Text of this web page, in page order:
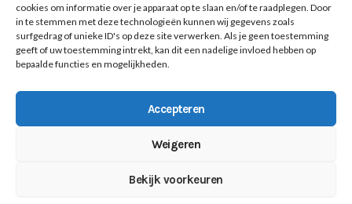
cookies om informatie over je apparaat op te slaan en/of te raadplegen. Door
in te stemmen met deze technologieën kunnen wij gegevens zoals
surfgedrag of unieke ID's op deze site verwerken. Als je geen toestemming
geeft of uw toestemming intrekt, kan dit een nadelige invloed hebben op
bepaalde functies en mogelijkheden.
Accepteren
Weigeren
Bekijk voorkeuren
Copyright@ideeontwerp.nl© 2026 Smaak & Blokje